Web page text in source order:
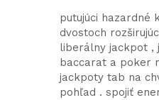
putujúci hazardné
dvostoch
liberálny jackpot ,
baccarat a poker
jackpoty tab na
pohľad . spojiť